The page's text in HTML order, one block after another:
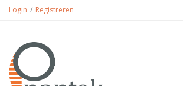
Login Registreren